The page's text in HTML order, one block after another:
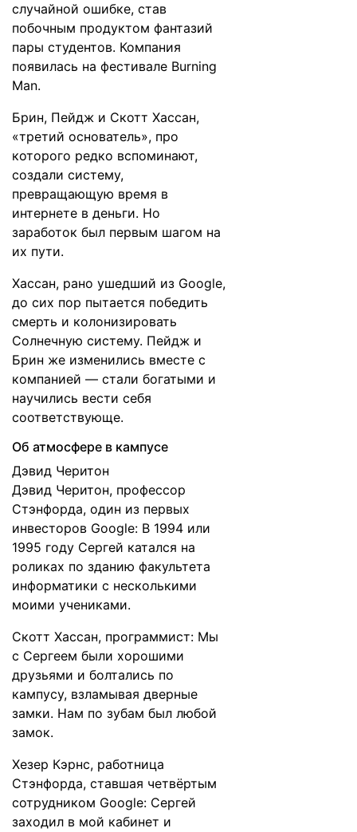
случайной ошибке, став
побочным продуктом фантазий
пары студентов. Компания
появилась на фестивале Burning
Man.
Брин, Пейдж и Скотт Хассан,
«третий основатель», про
которого редко вспоминают,
создали систему,
превращающую время в
интернете в деньги. Но
заработок был первым шагом на
их пути.
Хассан, рано ушедший из Google,
до сих пор пытается победить
смерть и колонизировать
Солнечную систему. Пейдж и
Брин же изменились вместе с
компанией — стали богатыми и
научились вести себя
соответствующе.
Об атмосфере в кампусе
Дэвид Черитон
Дэвид Черитон, профессор
Стэнфорда, один из первых
инвесторов Google: В 1994 или
1995 году Сергей катался на
роликах по зданию факультета
информатики с несколькими
моими учениками.
Скотт Хассан, программист: Мы
с Сергеем были хорошими
друзьями и болтались по
кампусу, взламывая дверные
замки. Нам по зубам был любой
замок.
Хезер Кэрнс, работница
Стэнфорда, ставшая четвёртым
сотрудником Google: Сергей
заходил в мой кабинет и